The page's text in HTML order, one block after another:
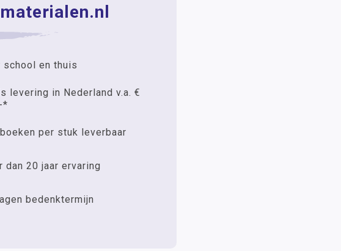
school en thuis
levering in Nederland v.a. €
*
per stuk leverbaar
dan 20 jaar ervaring
bedenktermijn